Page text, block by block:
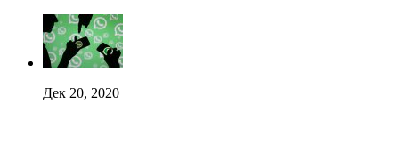
Дек 20, 2020